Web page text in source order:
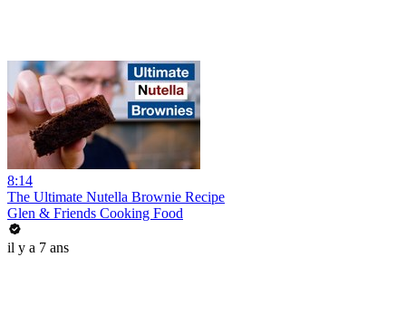
8:14
The Ultimate Nutella Brownie Recipe
Glen & Friends Cooking Food
il y a 7 ans